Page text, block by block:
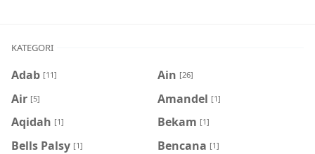
KATEGORI
Adab [11] Ain [26]
Air [5] Amandel [1]
Aqidah [1] Bekam [1]
Bells Palsy [1] Bencana [1]